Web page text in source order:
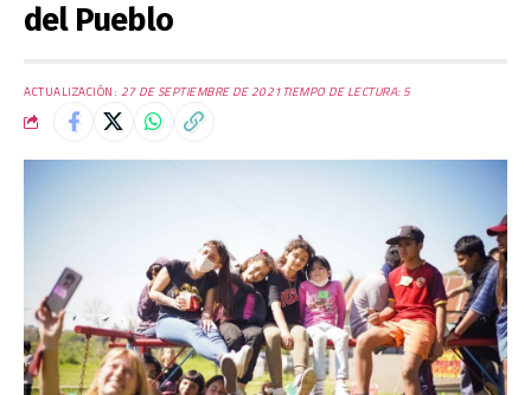
del Pueblo
ACTUALIZACIÓN: 27 DE SEPTIEMBRE DE 2021TIEMPO DE LECTURA: 5